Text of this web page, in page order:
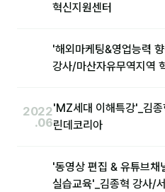
1:1 문의
자주 묻는 질문
혁신지원센터
'해외마케팅&영업능력
강사/마산자유무역지역
2022
.06
'MZ세대 이해특강'_김
린데코리아
'동영상 편집 & 유튜브채
실습교육'_김종혁 강사/